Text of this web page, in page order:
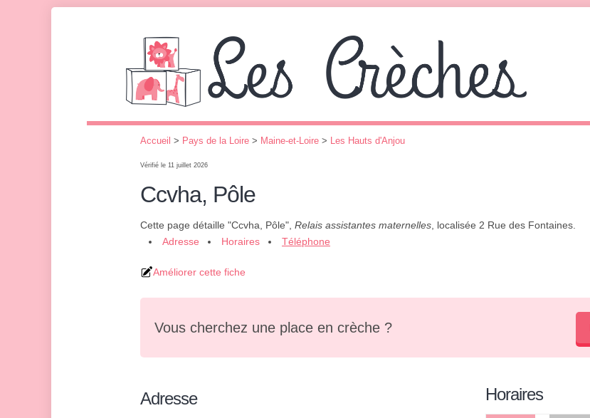
Accueil > Pays de la Loire > Maine-et-Loire > Les Hauts d'Anjou
Vérifié le 11 juillet 2026
Ccvha, Pôle
Cette page détaille "Ccvha, Pôle", Relais assistantes maternelles , localisée 2 Rue des Fontaines.
Adresse
Horaires Téléphone
Améliorer cette fiche
Vous cherchez une place en crèche ?
Adresse Horaires